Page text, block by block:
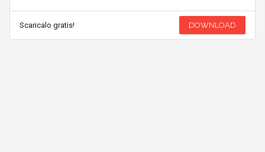
Scaricalo gratis! DOWNLOAD